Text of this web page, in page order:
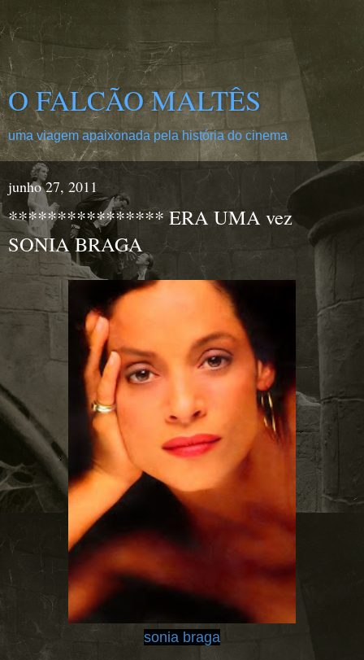
O FALCÃO MALTÊS
uma viagem apaixonada pela história do cinema
junho 27, 2011
**************** ERA UMA vez
SONIA BRAGA
sonia braga